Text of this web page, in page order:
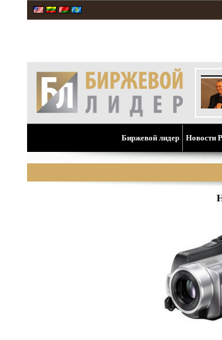
Биржевой лидер Новости